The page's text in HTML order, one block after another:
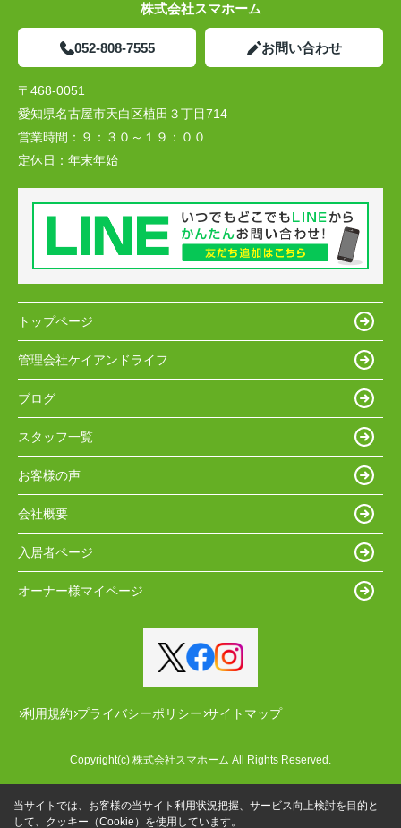
株式会社スマホーム
052-808-7555 お問い合わせ
〒468-0051
愛知県名古屋市天白区植田３丁目714
営業時間： ９：３０～１９：００
定休日： 年末年始
トップページ
管理会社ケイアンドライフ
ブログ
スタッフ一覧
お客様の声
会社概要
入居者ページ
オーナー様マイページ
利用規約 プライバシーポリシー サイトマップ
Copyright(c) 株式会社スマホーム All Rights Reserved.
当サイトでは、お客様の当サイト利用状況把握、サービス向上検討を目的と
して、クッキー（Cookie）を使用しています。